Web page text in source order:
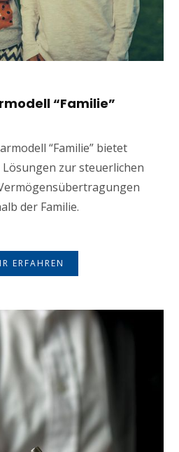
“Familie”
“Familie” bietet
zur steuerlichen
der Familie.
ERFAHREN